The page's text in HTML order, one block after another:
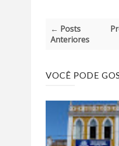
← Posts
Anteriores
VOCÊ PODE